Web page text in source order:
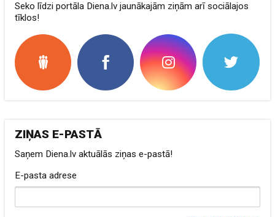
Seko līdzi portāla Diena.lv jaunākajām ziņām arī sociālajos
tīklos!
ZIŅAS E-PASTĀ
Saņem Diena.lv aktuālās ziņas e-pastā!
E-pasta adrese